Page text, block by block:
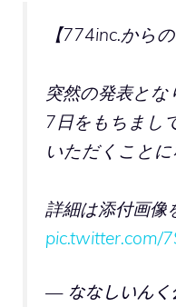
【774inc.から
突然の発表と
7日をもちまし
いただくことに
詳細は添付画像
pic.twitter.com/
— ななしいんく